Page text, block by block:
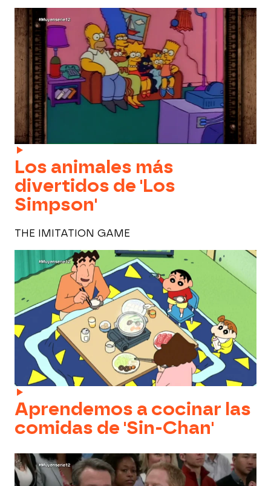
Los animales más
divertidos de 'Los
Simpson'
THE IMITATION GAME
Aprendemos a cocinar las
comidas de 'Sin-Chan'